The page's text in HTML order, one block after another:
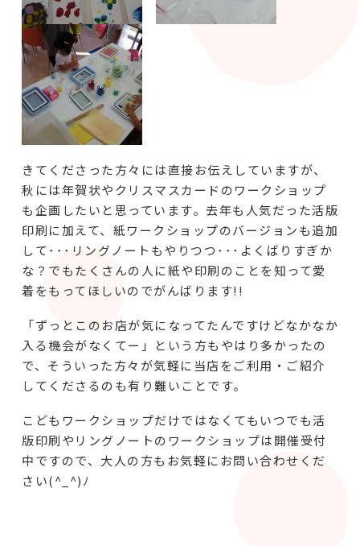
きてくださった方々には直接お伝えしていますが、
秋には年賀状やクリスマスカードのワークショップ
も企画したいと思っています。去年も人気だった活版
印刷に加えて、紙ワークショップのバージョンも追加
して･･･リングノートもやりつつ･･･よくばりすぎか
な？でもたくさんの人に紙や印刷のことを知って愛
着をもってほしいのでがんばります!!
「ずっとこのお店が気になってたんですけどなかなか
入る機会がなくてー」という方もやはり多かったの
で、そういった方々が気軽に当店をご利用・ご紹介
してくださるのも有り難いことです。
こどもワークショップだけではなくてもいつでも活
版印刷やリングノートのワークショップは開催受付
中ですので、大人の方もお気軽にお問い合わせくだ
さい(^_^)ﾉ